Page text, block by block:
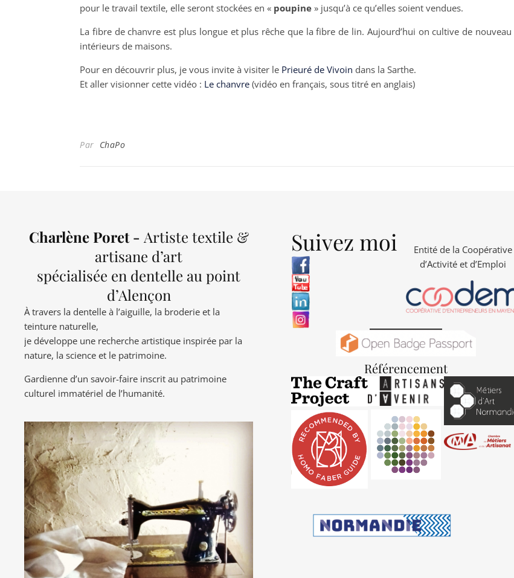
pour le travail textile, elle seront stockées en « poupine » jusqu’à ce qu’elles soient vendues.
La fibre de chanvre est plus longue et plus rêche que la fibre de lin. Aujourd’hui on cultive de
intérieurs de maisons.
Pour en découvrir plus, je vous invite à visiter le Prieuré de Vivoin dans la Sarthe.
Et aller visionner cette vidéo : Le chanvre (vidéo en français, sous titré en anglais)
Par ChaPo
Charlène Poret - Artiste textile &
artisane d’art
spécialisée en dentelle au point
d’Alençon
À travers la dentelle à l’aiguille, la broderie et la
teinture naturelle,
je développe une recherche artistique inspirée par la
nature, la science et le patrimoine.
Gardienne d’un savoir-faire inscrit au patrimoine
culturel immatériel de l’humanité.
Suivez moi
Entité de la Coopérative
d’Activité et d’Emploi
Référencement